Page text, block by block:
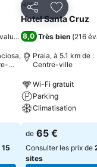
mes favoris
)
15
PartagerAjouter
Hôtel
Hotel Santa Cruz
8,0 Très bien (216
Praia, à 5.1 km de :
Centre-ville
Wi-Fi gratuit
Parking
Climatisation
de 65 €
Consulter les prix de
sites